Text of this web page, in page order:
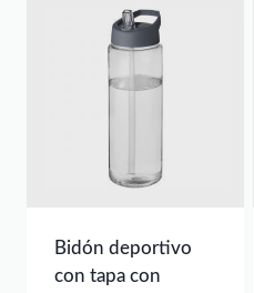
Bidón deportivo
con tapa con